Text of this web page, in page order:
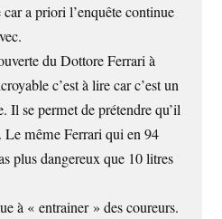
a priori l’enquête continue
du Dottore Ferrari à
c’est à lire car c’est un
Il se permet de prétendre qu’il
Le même Ferrari qui en 94
plus dangereux que 10 litres
à « entrainer » des coureurs.